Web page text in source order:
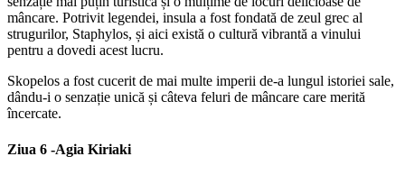
mâncare. Potrivit legendei, insula a fost fondată de zeul grec al
strugurilor, Staphylos, și aici există o cultură vibrantă a vinului
pentru a dovedi acest lucru.
Skopelos a fost cucerit de mai multe imperii de-a lungul istoriei sale,
dându-i o senzație unică și câteva feluri de mâncare care merită
încercate.
Ziua 6 -Agia Kiriaki